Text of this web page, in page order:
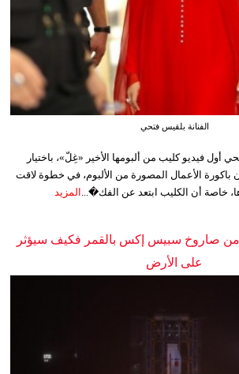
الفنانة بلقيس فتحي
أول فيديو كليب من ألبومها الأخير «غِلّ»، باختيار
باكورة الأعمال المصورة من الألبوم، في خطوة لاقت
خاصة أن الكليب ابتعد عن الفك�... المزيد
صاروخ سبيس إكس بالقمر فكيف سيؤثر
على الأرض